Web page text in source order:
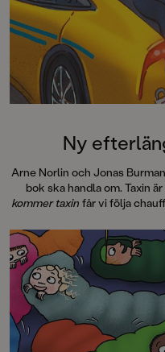
Hallhagen tipsar om årets
böcker för barn och unga i
SvD"Mycket
särskilt att rutscha med i
Dahlbergs bilder som
en enda sekund. På
uppslag finns tusen
följa familjens hund på
sniffande äventyr." - Pia
DN"En bok som kommer
till skratt hos såväl små
BTJ.
Ny
Arne Norlin och Jonas
bok ska handla om. Taxin
kommer taxin får vi följa
första